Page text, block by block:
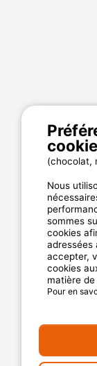
(chocolat,
Nous
sommes
cookies
adressées
accepter,
cookies
matière
Pour en